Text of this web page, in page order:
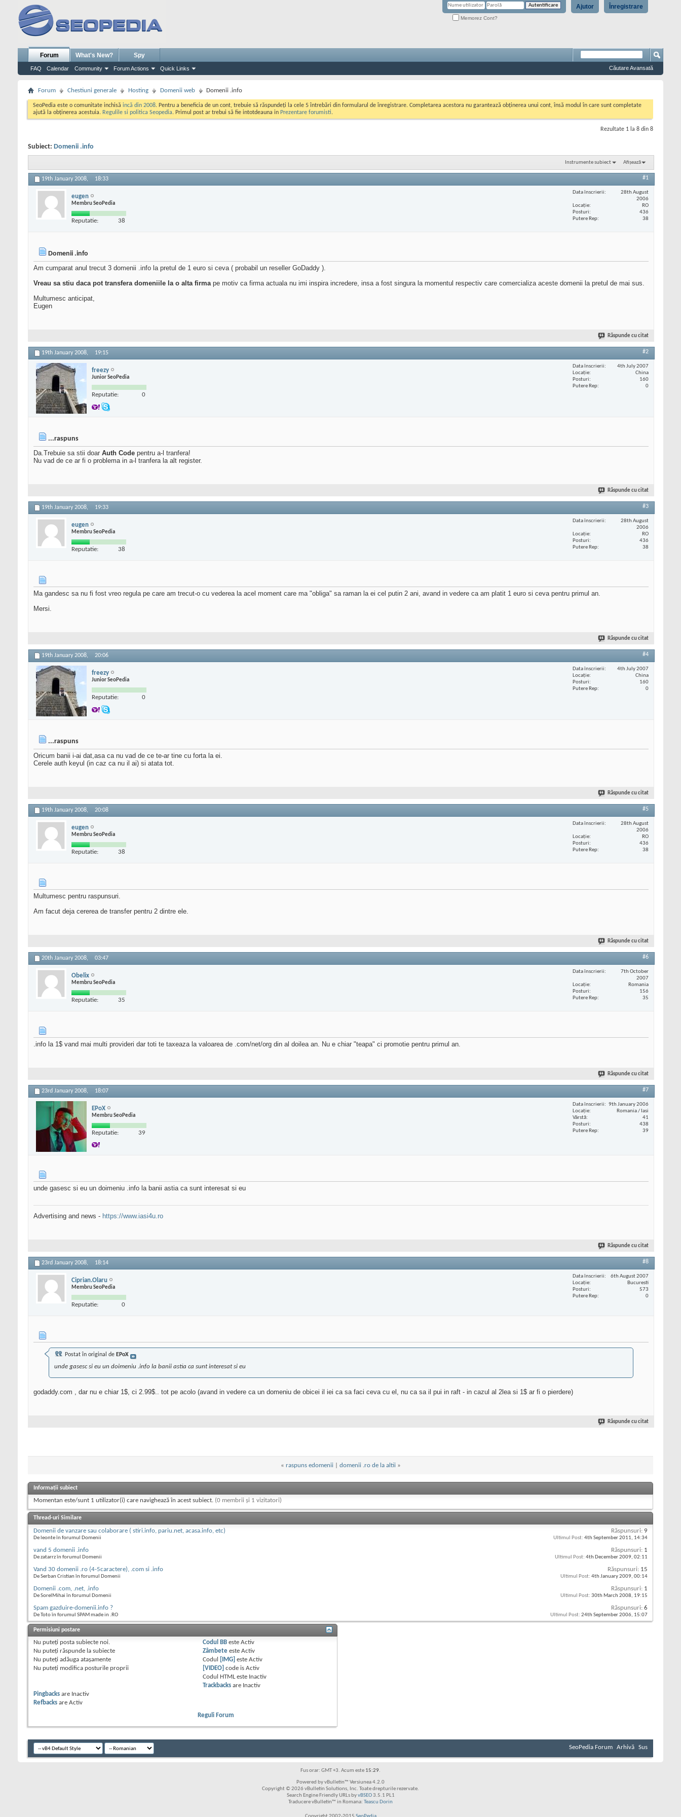
Înregistrare
Ajutor
Memorez Cont?
Forum
FAQ Calendar Community Forum Actions Quick Links
What's New? Spy
Căutare Avansată
Forum Chestiuni generale Hosting Domenii web Domenii .info
SeoPedia este o comunitate inchisă incă din 2008. Pentru a beneficia de un cont, trebuie să răspundeți la cele 5 întrebări din formularul de înregistrare. Completarea acestora nu garantează obținerea unui cont, însă modul în care sunt completate
ajută la obținerea acestuia. Regulile si politica Seopedia. Primul post ar trebui să fie intotdeauna in Prezentare forumisti.
Rezultate 1 la 8 din 8
Subiect: Domenii .info
Instrumente subiect Afișează
19th January 2008, 18:33 #1
eugen
Membru SeoPedia
Reputatie: 38
Data înscrierii
28th August
2006
Locaţie
RO
Posturi
436
Putere Rep
38
Domenii .info
Am cumparat anul trecut 3 domenii .info la pretul de 1 euro si ceva ( probabil un reseller GoDaddy ).
Vreau sa stiu daca pot transfera domeniile la o alta firmape motiv ca firma actuala nu imi inspira incredere, insa a fost singura la momentul respectiv care comercializa aceste domenii la pretul de mai sus.
Multumesc anticipat,
Eugen
Răspunde cu citat
19th January 2008, 19:15 #2
freezy
Junior SeoPedia
Reputatie: 0
Data înscrierii
4th July 2007
Locaţie
China
Posturi
160
Putere Rep
0
...raspuns
Da.Trebuie sa stii doar Auth Code pentru a-l tranfera!
Nu vad de ce ar fi o problema in a-l tranfera la alt register.
Răspunde cu citat
19th January 2008, 19:33 #3
eugen
Membru SeoPedia
Reputatie: 38
Data înscrierii
28th August
2006
Locaţie
RO
Posturi
436
Putere Rep
38
Ma gandesc sa nu fi fost vreo regula pe care am trecut-o cu vederea la acel moment care ma "obliga" sa raman la ei cel putin 2 ani, avand in vedere ca am platit 1 euro si ceva pentru primul an.
Mersi.
Răspunde cu citat
19th January 2008, 20:06 #4
freezy
Junior SeoPedia
Reputatie: 0
Data înscrierii
4th July 2007
Locaţie
China
Posturi
160
Putere Rep
0
...raspuns
Oricum banii i-ai dat,asa ca nu vad de ce te-ar tine cu forta la ei.
Cerele auth keyul (in caz ca nu il ai) si atata tot.
Răspunde cu citat
19th January 2008, 20:08 #5
eugen
Membru SeoPedia
Reputatie: 38
Data înscrierii
28th August
2006
Locaţie
RO
Posturi
436
Putere Rep
38
Multumesc pentru raspunsuri.
Am facut deja cererea de transfer pentru 2 dintre ele.
Răspunde cu citat
20th January 2008, 03:47 #6
Obelix
Membru SeoPedia
Reputatie: 35
Data înscrierii
7th October
2007
Locaţie
Romania
Posturi
156
Putere Rep
35
.info la 1$ vand mai multi provideri dar toti te taxeaza la valoarea de .com/net/org din al doilea an. Nu e chiar "teapa" ci promotie pentru primul an.
Răspunde cu citat
23rd January 2008, 18:07 #7
EPoX
Membru SeoPedia
Reputatie: 39
Data înscrierii
9th January 2006
Locaţie
Romania / Iasi
Vârstă
41
Posturi
438
Putere Rep
39
unde gasesc si eu un doimeniu .info la banii astia ca sunt interesat si eu
Advertising and news - https://www.iasi4u.ro
Răspunde cu citat
23rd January 2008, 18:14 #8
Ciprian.Olaru
Membru SeoPedia
Reputatie: 0
Data înscrierii
6th August 2007
Locaţie
Bucuresti
Posturi
573
Putere Rep
0
Postat în original de EPoX
unde gasesc si eu un doimeniu .info la banii astia ca sunt interesat si eu
godaddy.com , dar nu e chiar 1$, ci 2.99$.. tot pe acolo (avand in vedere ca un domeniu de obicei il iei ca sa faci ceva cu el, nu ca sa il pui in raft - in cazul al 2lea si 1$ ar fi o pierdere)
Răspunde cu citat
« raspuns edomenii domenii .ro de la altii »
Informații subiect
Momentan este/sunt 1 utilizator(i) care navighează în acest subiect. (0 membrii și 1 vizitatori)
Thread-uri Similare
Domenii de vanzare sau colaborare ( stiri.info, pariu.net, acasa.info, etc)
De leonte în forumul Domenii
Răspunsuri: 9
Ultimul Post: 4th September 2011, 14:34
vand 5 domenii .info
De zatarrz în forumul Domenii
Răspunsuri: 1
Ultimul Post: 4th December 2009, 02:11
Vand 30 domenii .ro (4-5caractere), .com si .info
De Serban Cristian în forumul Domenii
Răspunsuri: 15
Ultimul Post: 4th January 2009, 00:14
Domenii .com, .net, .info
De SorelMihai în forumul Domenii
Răspunsuri: 1
Ultimul Post: 30th March 2008, 19:15
Spam gazduire-domenii.info ?
De Toto în forumul SPAM made in .RO
Răspunsuri: 6
Ultimul Post: 24th September 2006, 15:07
Permisiuni postare
Nu puteţi posta subiecte noi.
Nu puteţi răspunde la subiecte
Nu puteţi adăuga ataşamente
Nu puteţi modifica posturile proprii
Codul BB esteActiv
Zâmbete esteActiv
Codul
[IMG] esteActiv
[VIDEO] code isActiv
Codul HTML este Inactiv
Trackbacks are Inactiv
Pingbacks are Inactiv
Refbacks are Activ
Reguli Forum
SeoPedia Forum Arhivă Sus
Fus orar: GMT +3. Acum este 15:29.
Powered by vBulletin™ Versiunea 4.2.0
Copyright © 2026 vBulletin Solutions, Inc. Toate drepturile rezervate.
Search Engine Friendly URLs byvBSEO3.5.1 PL1
Traducere vBulletin™ in Romana: Teascu Dorin